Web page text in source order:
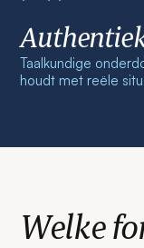
Taalkundige
houdt met reële
Welke